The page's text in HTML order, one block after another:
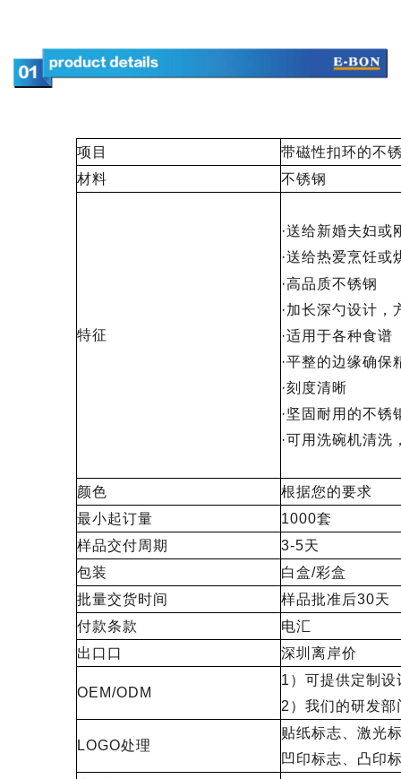
项目
带磁性扣环的不
材料
不锈钢
特征
·送给新婚夫妇或
·送给热爱烹饪或
·高品质不锈钢
·加长深勺设计，
·适用于各种食谱
·平整的边缘确保
·刻度清晰
·坚固耐用的不锈
·可用洗碗机清洗
颜色
根据您的要求
最小起订量
1000套
样品交付周期
3-5天
包装
白盒/彩盒
批量交货时间
样品批准后30天
付款条款
电汇
出口口
深圳离岸价
OEM/ODM
1）可提供定制
2）我们的研发部
LOGO处理
贴纸标志、激光
凹印标志、凸印